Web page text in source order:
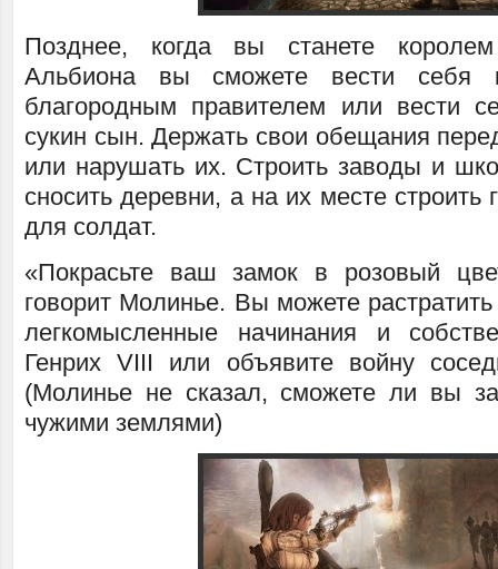
Позднее, когда вы станете
Альбиона вы сможете вести себя
благородным правителем или вести
сукин сын. Держать свои обещания
или нарушать их. Строить заводы и
сносить деревни, а на их месте строить
для солдат.
«Покрасьте ваш замок в розовый
говорит Молинье. Вы можете
легкомысленные начинания и
Генрих VIII или объявите войну
(Молинье не сказал, сможете ли вы
чужими землями)